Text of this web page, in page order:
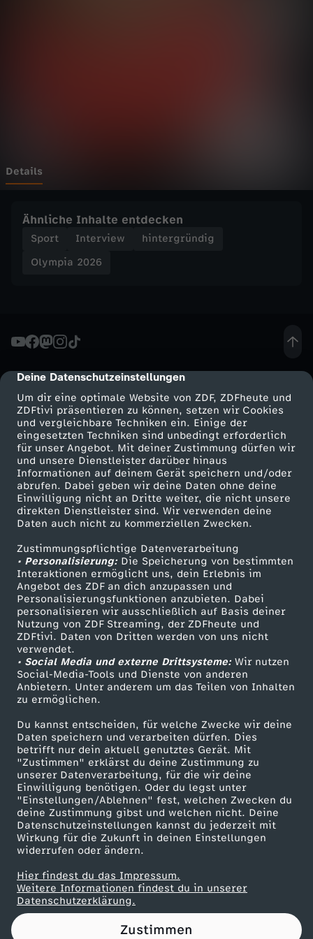
cmp-dialog-description
Deine Datenschutzeinstellungen
Um dir eine optimale Website von ZDF, ZDFheute und
ZDFtivi präsentieren zu können, setzen wir Cookies
und vergleichbare Techniken ein. Einige der
eingesetzten Techniken sind unbedingt erforderlich
für unser Angebot. Mit deiner Zustimmung dürfen wir
und unsere Dienstleister darüber hinaus
Informationen auf deinem Gerät speichern und/oder
abrufen. Dabei geben wir deine Daten ohne deine
Einwilligung nicht an Dritte weiter, die nicht unsere
direkten Dienstleister sind. Wir verwenden deine
Daten auch nicht zu kommerziellen Zwecken.
Zustimmungspflichtige Datenverarbeitung
• Personalisierung:Die Speicherung von bestimmten
Interaktionen ermöglicht uns, dein Erlebnis im
Angebot des ZDF an dich anzupassen und
Personalisierungsfunktionen anzubieten. Dabei
personalisieren wir ausschließlich auf Basis deiner
Nutzung von ZDF Streaming, der ZDFheute und
ZDFtivi. Daten von Dritten werden von uns nicht
verwendet.
• Social Media und externe Drittsysteme:Wir nutzen
Social-Media-Tools und Dienste von anderen
Anbietern. Unter anderem um das Teilen von Inhalten
zu ermöglichen.
Du kannst entscheiden, für welche Zwecke wir deine
Daten speichern und verarbeiten dürfen. Dies
betrifft nur dein aktuell genutztes Gerät. Mit
"Zustimmen" erklärst du deine Zustimmung zu
unserer Datenverarbeitung, für die wir deine
Einwilligung benötigen. Oder du legst unter
"Einstellungen/Ablehnen" fest, welchen Zwecken du
deine Zustimmung gibst und welchen nicht. Deine
Datenschutzeinstellungen kannst du jederzeit mit
Wirkung für die Zukunft in deinen Einstellungen
widerrufen oder ändern.
Hier findest du das Impressum.
Weitere Informationen findest du in unserer
Datenschutzerklärung.
Zustimmen
P
e
u
:
"
L
e
t
z
t
e
s
S
c
h
i
e
ß
e
n
w
Details
Ähnliche Inhalte entdecken
Sport Interview
hintergründig
Olympia 2026
Mehr ZDF
ZDF-Apps
Smart TV
ZDFtext
Livestreams
Sendungen A-Z
TV-Programm
Service
ZDFmitreden
Kontakt zum ZDF
Tickets
Zuschauerservice
Hilfe
ZDF Unternehmen
Karriere
ZDF goes Schule
Werbefernsehen
Mainzelmännchen
Partner